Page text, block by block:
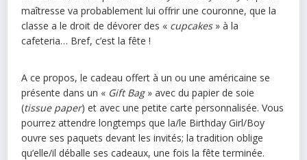
maîtresse va probablement lui offrir une couronne, que la
classe a le droit de dévorer des « cupcakes» à la
cafeteria… Bref, c’est la fête !
A ce propos, le cadeau offert à un ou une américaine se
présente dans un « Gift Bag» avec du papier de soie
(tissue paper) et avec une petite carte personnalisée. Vous
pourrez attendre longtemps que la/le Birthday Girl/Boy
ouvre ses paquets devant les invités; la tradition oblige
qu’elle/il déballe ses cadeaux, une fois la fête terminée.